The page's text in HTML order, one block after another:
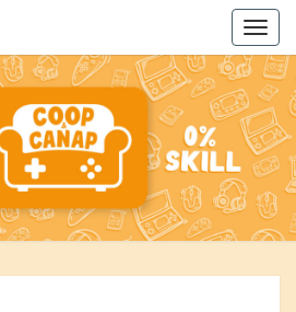
COOP
ET
CANAP'
Des
Podcasts
Pour
Toute La
Famille